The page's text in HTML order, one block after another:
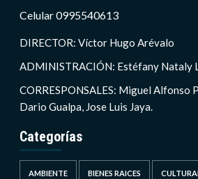
Celular 0995540613
DIRECTOR: Víctor Hugo Arévalo
ADMINISTRACIÓN: Estéfany Nataly
CORRESPONSALES: Miguel Alfonso
Dario Gualpa, Jose Luis Jaya.
Categorías
AMBIENTE BIENES RAICES